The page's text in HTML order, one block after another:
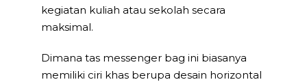
kegiatan kuliah atau sekolah secara
maksimal.
Dimana tas messenger bag ini biasanya
memiliki ciri khas berupa desain horizontal